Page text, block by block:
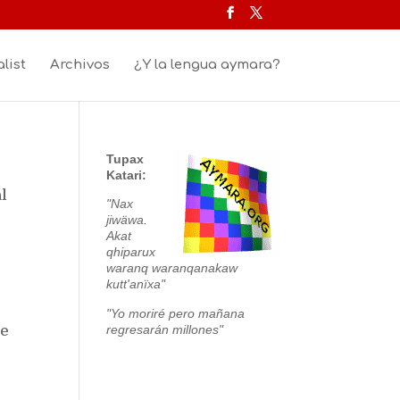
Archivos ¿Y la lengua aymara?
Tupax
Katari:
"Nax
jiwäwa.
Akat
qhiparux
waranq waranqanakaw
kutt'anïxa"
"Yo moriré pero mañana
regresarán millones"